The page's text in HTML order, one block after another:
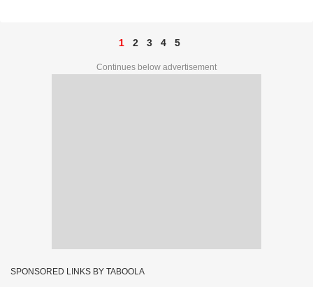
1 2 3 4 5
Continues below advertisement
SPONSORED LINKS BY TABOOLA